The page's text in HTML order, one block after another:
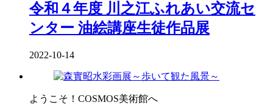
令和４年度 川之江ふれあい交流セ
ンター 油絵講座生徒作品展
2022-10-14
ようこそ！COSMOS美術館へ